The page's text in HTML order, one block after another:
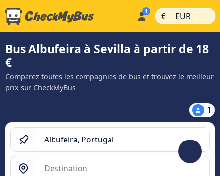
€ | EUR |
Bus Albufeira à Sevilla à partir de 18
€
Comparez toutes les compagnies de bus et trouvez le meilleur
prix sur CheckMyBus
1